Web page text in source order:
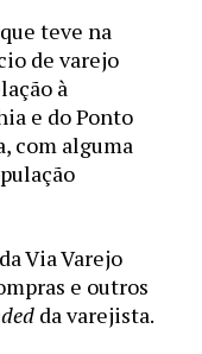
teve na
de varejo
à
e do Ponto
com alguma
Via Varejo
e outros
da varejista.